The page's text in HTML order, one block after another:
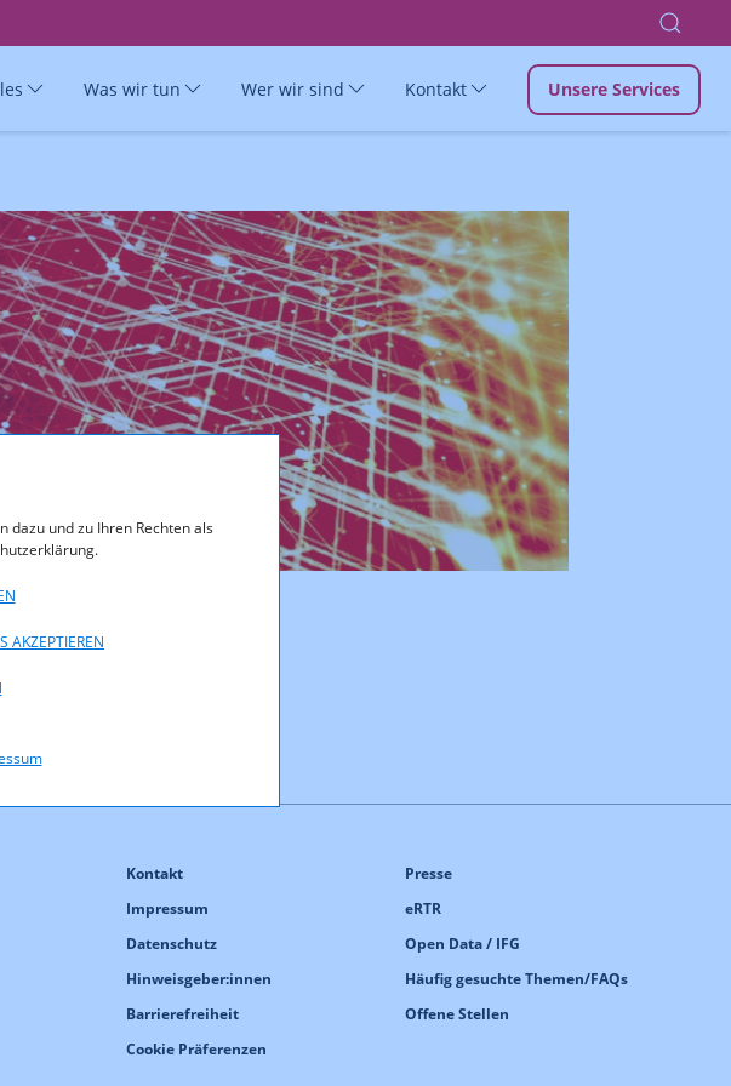
dazu und zu Ihren Rechten als
AKZEPTIEREN
Was wir tun Wer wir sind Kontakt Unsere Services
Presse
eRTR
Open Data / IFG
Häufig gesuchte Themen/FAQs
Offene Stellen
Kontakt
Impressum
Datenschutz
Hinweisgeber:innen
Barrierefreiheit
Cookie Präferenzen